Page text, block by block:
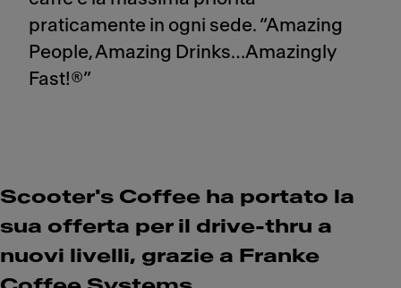
praticamente in ogni sede. “Amazing
People, Amazing Drinks…Amazingly
Fast!®”
Scooter's Coffee ha portato la
sua offerta per il drive-thru a
nuovi livelli, grazie a Franke